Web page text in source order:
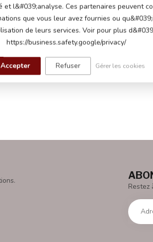
Restez
et l&#039;analyse. Ces partenaires peuvent
que vous leur avez fournies ou
de leurs services. Voir pour plus
https://business.safety.google/privacy/
Accepter Refuser Gérer les cookies